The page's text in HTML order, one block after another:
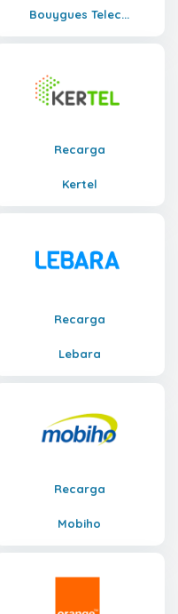
Bouygues Telec...
Recarga
Kertel
Recarga
Lebara
Recarga
Mobiho